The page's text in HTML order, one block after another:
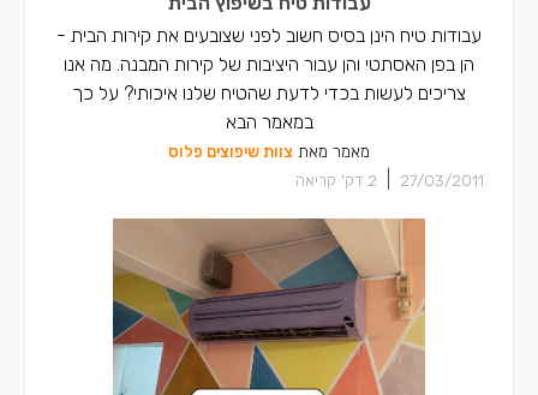
עבודות טיח הינן בסיס חשוב לפני שצובעים את קירות הבית -
הן בפן האסתטי והן עבור היציבות של קירות המבנה. מה אנו
צריכים לעשות בכדי לדעת שהטיח שלנו איכותי? על כך
במאמר הבא
מאמר מאת צוות שיפוצים פלוס
27/03/2011
2 דק' קריאה